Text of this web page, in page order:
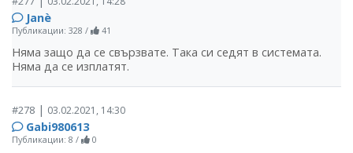
Janѐ
Публикации: 328 / 41
Няма защо да се свързвате. Така си седят в системата.
Няма да се изплатят.
#278 | 03.02.2021, 14:30
Gabi980613
Публикации: 8 / 0